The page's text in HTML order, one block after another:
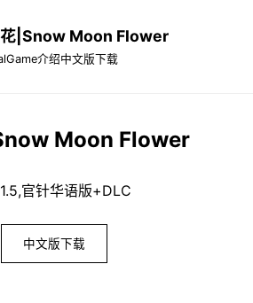
|Snow Moon Flower
介绍中文版下载
Moon Flower
官针华语版+DLC
中文版下载